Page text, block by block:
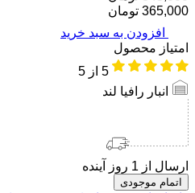
365,000 تومان
افزودن به سبد خرید
امتیاز محصول
5 از 5
انبار رافیا لند
ارسال از 1 روز آینده
اتمام موجودی